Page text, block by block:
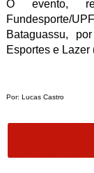
O evento,
Fundesporte/
Bataguassu,
Esportes e Lazer
Por: Lucas Castro